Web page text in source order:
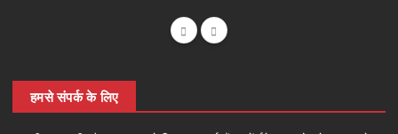
हमसे संपर्क के लिए